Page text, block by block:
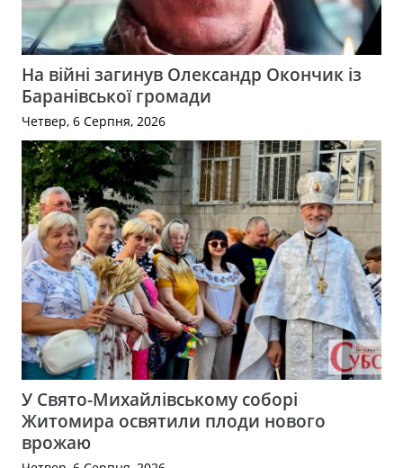
На війні загинув Олександр Окончик із
Баранівської громади
Четвер, 6 Серпня, 2026
У Свято-Михайлівському соборі
Житомира освятили плоди нового
врожаю